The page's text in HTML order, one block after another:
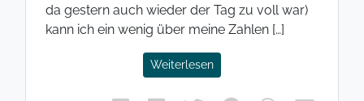
da gestern auch wieder der Tag zu voll war)
kann ich ein wenig über meine Zahlen […]
Weiterlesen